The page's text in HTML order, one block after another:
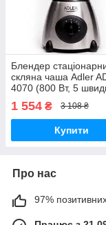
Блендер
скляна чаша Adler
4070 (800 Вт, 5
чаша 1.5 л)
1 554 ₴ 3 108 ₴
Купити
Про нас
97%